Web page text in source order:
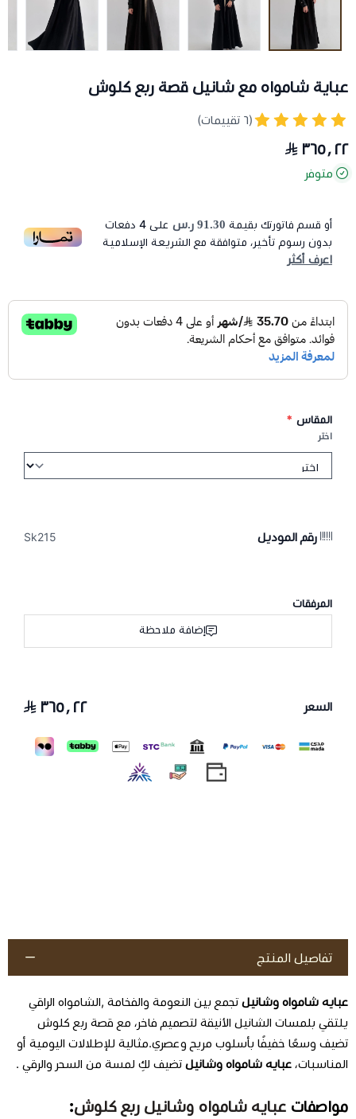
عباية شامواه مع شانيل قصة ربع كلوش
(٦ تقييمات)
٣٦٥٫٢٢
متوفر
أو قسم فاتورتك بقيمة 91.30 ر.س على 4 دفعات
بدون رسوم تأخير، متوافقة مع الشريعة الإسلامية
اعرف أكثر
المقاس *
اختر
رقم الموديل Sk215
المرفقات
إضافة ملاحظة
السعر ٣٦٥٫٢٢
تفاصيل المنتج
عبايه شامواه وشانيل تجمع بين النعومة والفخامة ,الشامواه الراقي
يلتقي بلمسات الشانيل الأنيقة لتصميم فاخر، مع قصة ربع كلوش
تضيف وسعًا خفيفًا بأسلوب مريح وعصري.مثالية للإطلالات اليومية أو
المناسبات، عبايه شامواه وشانيل تضيف لكِ لمسة من السحر والرقي .
مواصفات عبايه شامواه وشانيل ربع كلوش: